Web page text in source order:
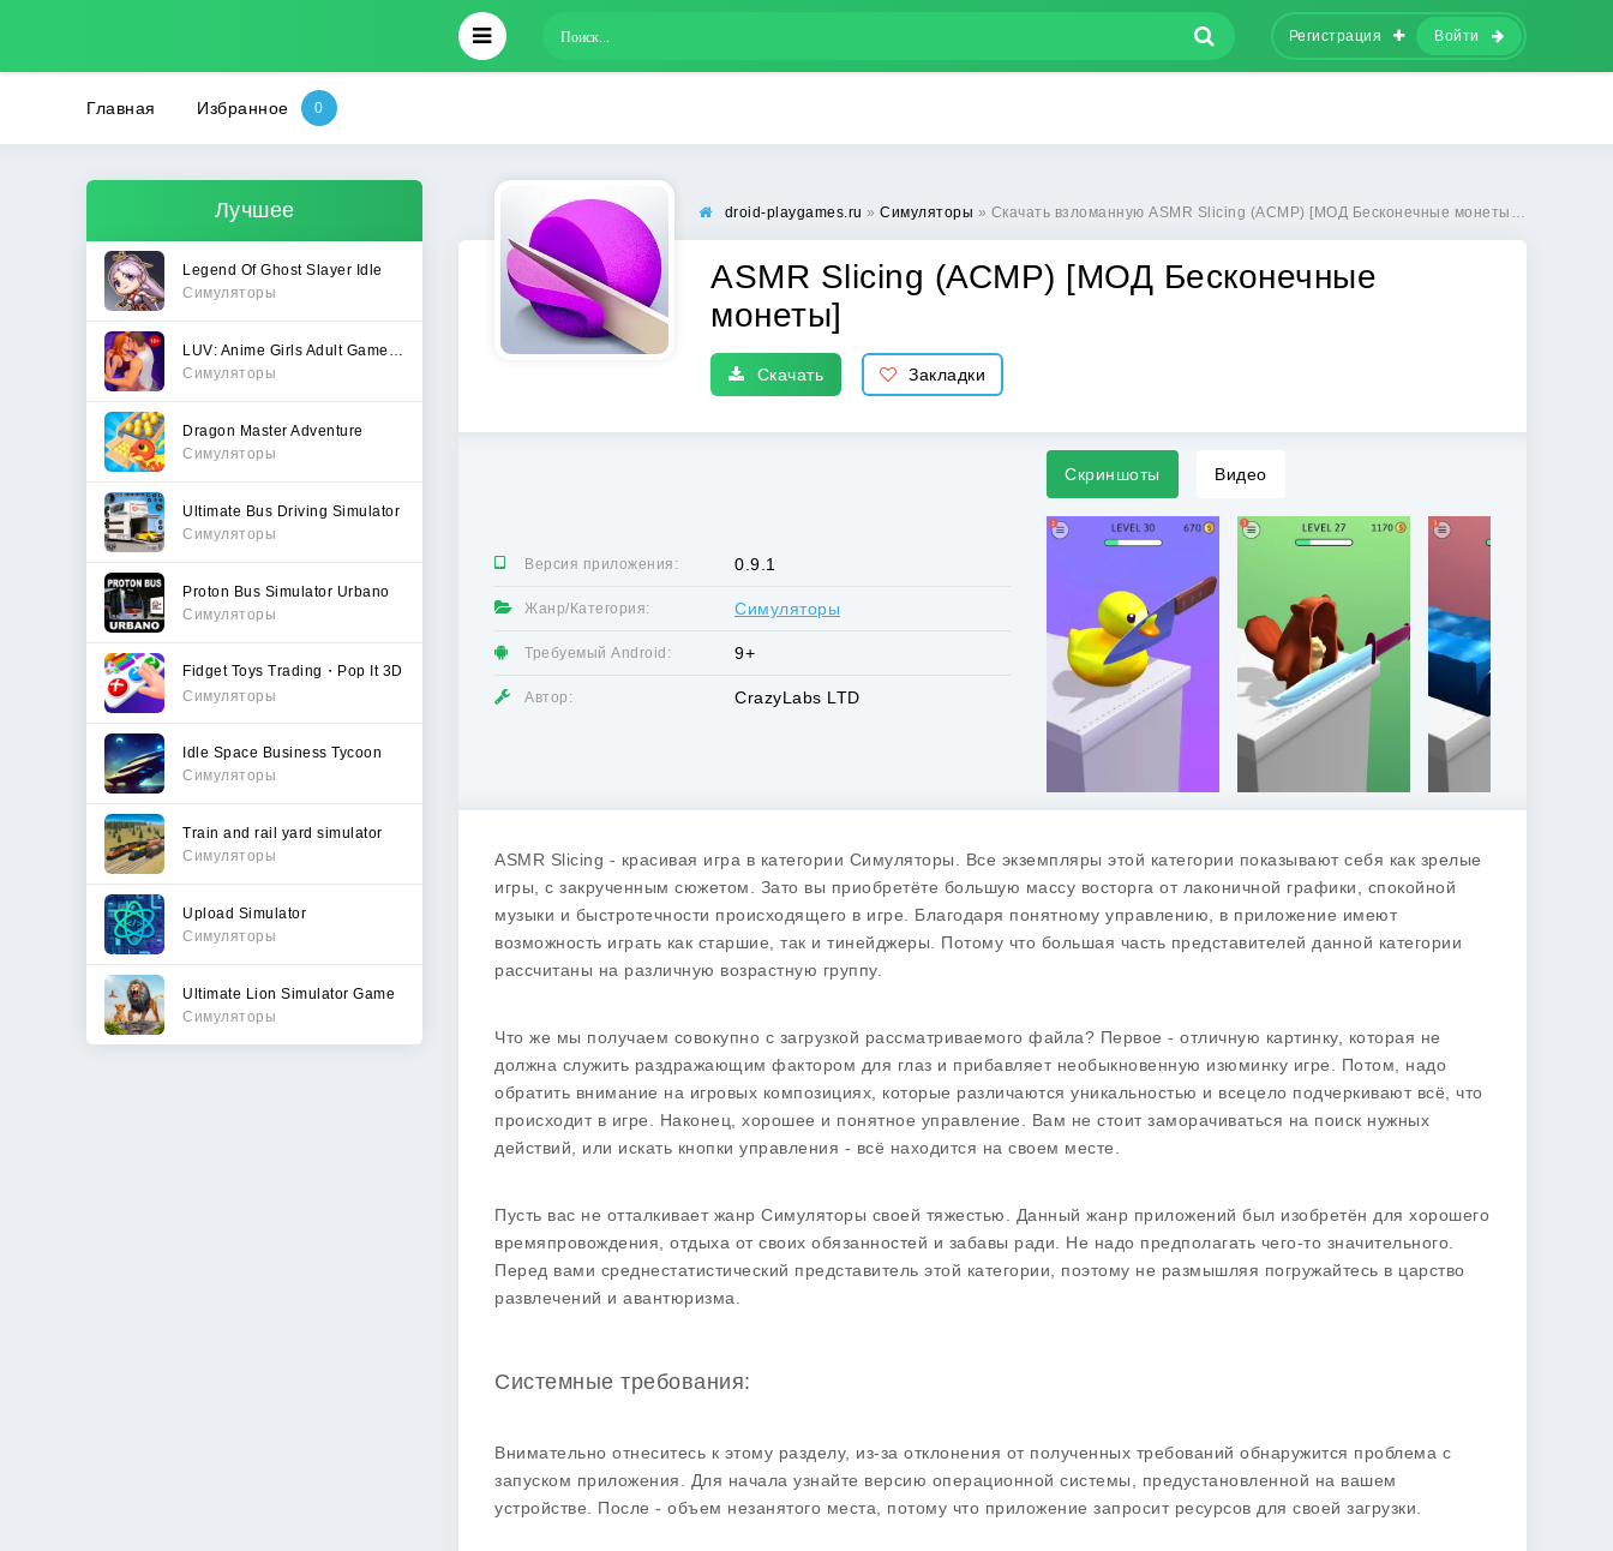
Регистрация Войти
Главная Избранное
Лучшее
Legend Of Ghost Slayer Idle
Симуляторы
Симуляторы
Dragon Master Adventure
Симуляторы
Ultimate Bus Driving Simulator
Симуляторы
Proton Bus Simulator Urbano
Симуляторы
Fidget Toys Trading・Pop It 3D
Симуляторы
Idle Space Business Tycoon
Симуляторы
Train and rail yard simulator
Симуляторы
Upload Simulator
Симуляторы
Ultimate Lion Simulator Game
Симуляторы
droid-playgames.ru » Симуляторы » Скачать взломанную ASMR Slicing (АСМР) [МОД Бесконечные монеты] - полная версия apk на Андроид
ASMR Slicing (АСМР) [МОД Бесконечные
монеты]
Скачать Закладки
Версия приложения: 0.9.1
Жанр/Категория: Симуляторы
Требуемый Android: 9+
Автор: CrazyLabs LTD
Скриншоты Видео
ASMR Slicing - красивая игра в категории Симуляторы. Все экземпляры этой категории показывают себя как зрелые
игры, с закрученным сюжетом. Зато вы приобретёте большую массу восторга от лаконичной графики, спокойной
музыки и быстротечности происходящего в игре. Благодаря понятному управлению, в приложение имеют
возможность играть как старшие, так и тинейджеры. Потому что большая часть представителей данной категории
рассчитаны на различную возрастную группу.
Что же мы получаем совокупно с загрузкой рассматриваемого файла? Первое - отличную картинку, которая не
должна служить раздражающим фактором для глаз и прибавляет необыкновенную изюминку игре. Потом, надо
обратить внимание на игровых композициях, которые различаются уникальностью и всецело подчеркивают всё, что
происходит в игре. Наконец, хорошее и понятное управление. Вам не стоит заморачиваться на поиск нужных
действий, или искать кнопки управления - всё находится на своем месте.
Пусть вас не отталкивает жанр Симуляторы своей тяжестью. Данный жанр приложений был изобретён для хорошего
времяпровождения, отдыха от своих обязанностей и забавы ради. Не надо предполагать чего-то значительного.
Перед вами среднестатистический представитель этой категории, поэтому не размышляя погружайтесь в царство
развлечений и авантюризма.
Системные требования:
Внимательно отнеситесь к этому разделу, из-за отклонения от полученных требований обнаружится проблема с
запуском приложения. Для начала узнайте версию операционной системы, предустановленной на вашем
устройстве. После - объем незанятого места, потому что приложение запросит ресурсов для своей загрузки.